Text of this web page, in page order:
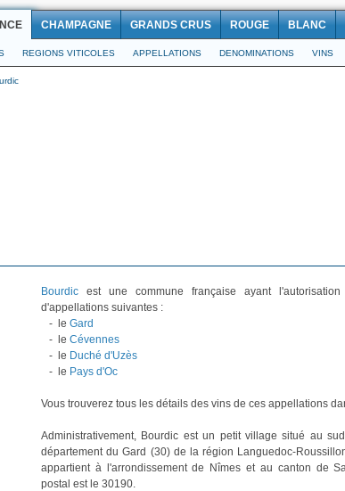
CHAMPAGNE GRANDS CRUS ROUGE BLANC
REGIONS VITICOLES APPELLATIONS DENOMINATIONS VINS
Bourdic est une commune française ayant
d'appellations suivantes :
- le Gard
- le Cévennes
- le Duché d'Uzès
- le Pays d'Oc
Vous trouverez tous les détails des vins de ces appellations
Administrativement, Bourdic est un petit village situé au
département du Gard (30) de la région Languedoc-
appartient à l'arrondissement de Nîmes et au canton de
postal est le 30190.